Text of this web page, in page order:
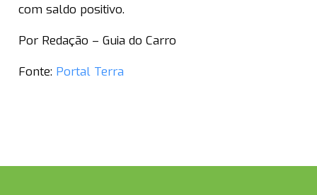
com saldo positivo.
Por Redação – Guia do Carro
Fonte: Portal Terra